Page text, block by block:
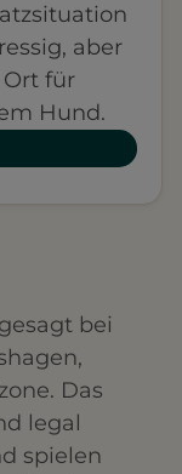
aber
für
Hund.
bei
Das
legal
spielen